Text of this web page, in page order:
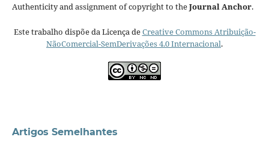
Authenticity and assignment of copyright to theJournal Anchor.
Este trabalho dispõe da Licença deCreative Commons Atribuição-
NãoComercial-SemDerivações 4.0 Internacional.
Artigos Semelhantes